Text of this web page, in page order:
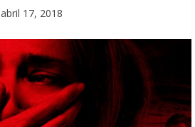
abril 17, 2018